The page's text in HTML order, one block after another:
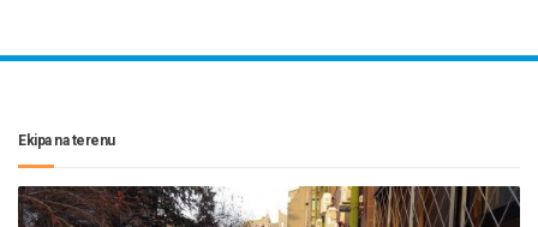
Ekipa na terenu